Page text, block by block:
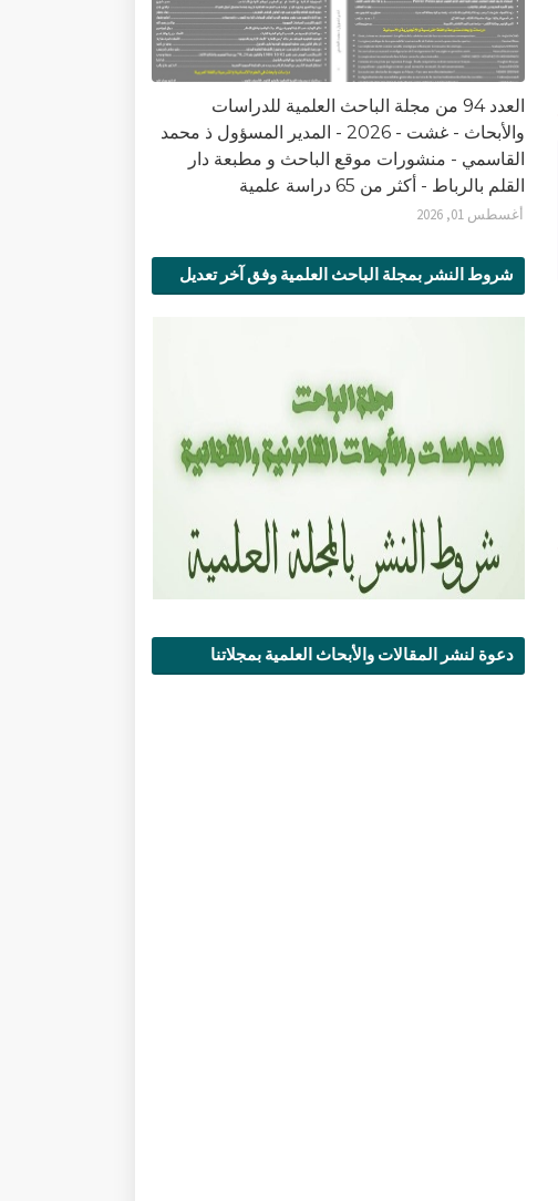
العدد 94 من مجلة الباحث العلمية للدراسات
والأبحاث - غشت - 2026 - المدير المسؤول ذ محمد
القاسمي - منشورات موقع الباحث و مطبعة دار
القلم بالرباط - أكثر من 65 دراسة علمية
أغسطس 01, 2026
شروط النشر بمجلة الباحث العلمية وفق آخر تعديل
دعوة لنشر المقالات والأبحاث العلمية بمجلاتنا